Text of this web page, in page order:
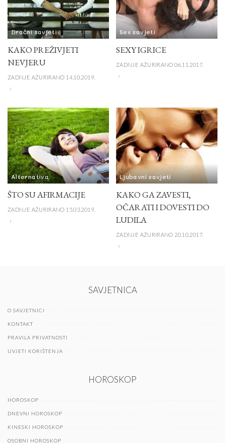
Bračni savjeti
KAKO PREŽIVJETI
NEVJERU
ZADNJE AŽURIRANO 14.10.2019.
Sex savjeti
SEXY IGRICE
ZADNJE AŽURIRANO 06.11.2017.
Alternativa
ŠTO SU AFIRMACIJE
ZADNJE AŽURIRANO 15.03.2019.
Ljubavni savjeti
KAKO GA ZAVESTI,
OČARATI I DOVESTI DO
LUDILA
ZADNJE AŽURIRANO 20.10.2017.
SAVJETNICA
O SAVJETNICI
KONTAKT
PRAVILA PRIVATNOSTI
UVJETI KORIŠTENJA
HOROSKOP
HOROSKOP
DNEVNI HOROSKOP
KINESKI HOROSKOP
OSOBNI HOROSKOP